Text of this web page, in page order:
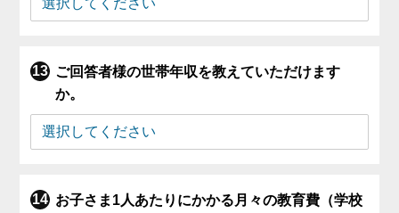
ご回答者様の世帯年収を教えていただけます
か。
お子さま1人あたりにかかる月々の教育費（学校